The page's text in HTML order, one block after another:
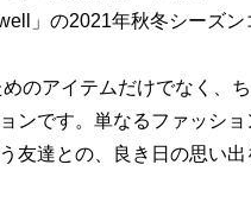
」の2021年秋冬シーズ
のアイテムだけでなく、
ンです。単なるファッシ
友達との、良き日の思い